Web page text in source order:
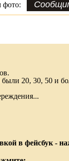
фото:
20, 30, 50 и
в фейсбук -